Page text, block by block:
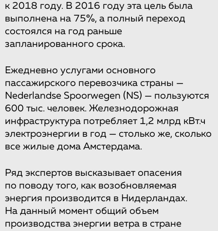
к 2018 году. В 2016 году эта цель была
выполнена на 75%, а полный переход
состоялся на год раньше
запланированного срока.
Ежедневно услугами основного
пассажирского перевозчика страны —
Nederlandse Spoorwegen (NS) — пользуются
600 тыс. человек. Железнодорожная
инфраструктура потребляет 1,2 млрд кВт.ч
электроэнергии в год — столько же, сколько
все жилые дома Амстердама.
Ряд экспертов высказывает опасения
по поводу того, как возобновляемая
энергия производится в Нидерландах.
На данный момент общий объем
производства энергии ветра в стране